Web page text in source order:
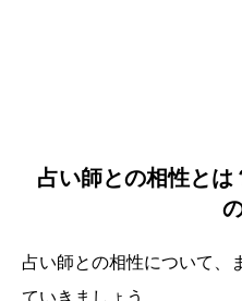
占い師との相性と
占い師との相性について、
ていきましょう。